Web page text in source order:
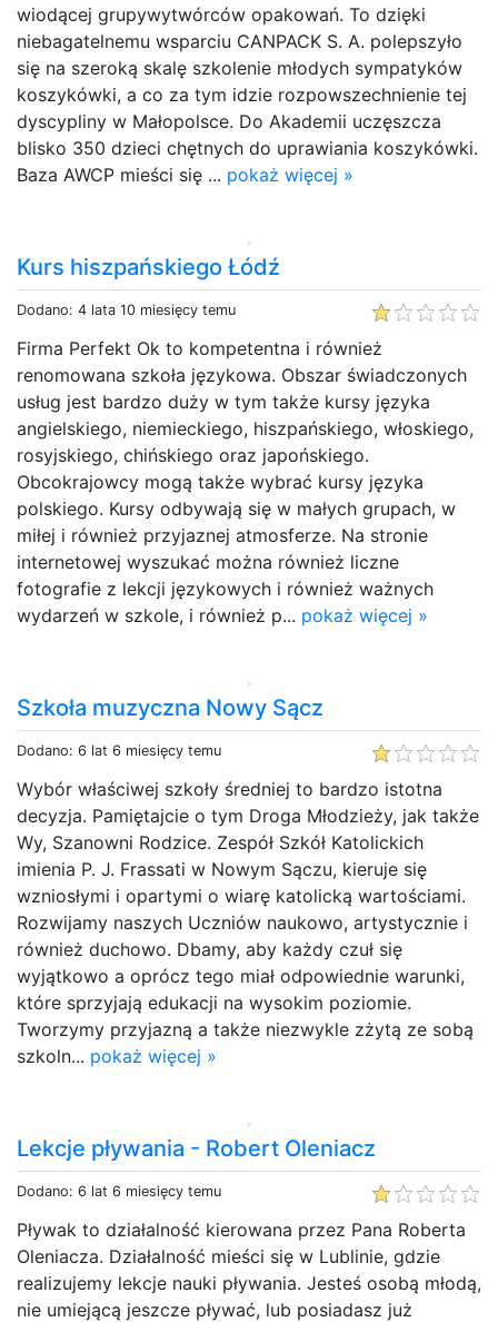
wiodącej grupywytwórców opakowań. To dzięki
niebagatelnemu wsparciu CANPACK S. A. polepszyło
się na szeroką skalę szkolenie młodych sympatyków
koszykówki, a co za tym idzie rozpowszechnienie tej
dyscypliny w Małopolsce. Do Akademii uczęszcza
blisko 350 dzieci chętnych do uprawiania koszykówki.
Baza AWCP mieści się ... pokaż więcej »
Kurs hiszpańskiego Łódź
Dodano: 4 lata 10 miesięcy temu
Firma Perfekt Ok to kompetentna i również
renomowana szkoła językowa. Obszar świadczonych
usług jest bardzo duży w tym także kursy języka
angielskiego, niemieckiego, hiszpańskiego, włoskiego,
rosyjskiego, chińskiego oraz japońskiego.
Obcokrajowcy mogą także wybrać kursy języka
polskiego. Kursy odbywają się w małych grupach, w
miłej i również przyjaznej atmosferze. Na stronie
internetowej wyszukać można również liczne
fotografie z lekcji językowych i również ważnych
wydarzeń w szkole, i również p... pokaż więcej »
Szkoła muzyczna Nowy Sącz
Dodano: 6 lat 6 miesięcy temu
Wybór właściwej szkoły średniej to bardzo istotna
decyzja. Pamiętajcie o tym Droga Młodzieży, jak także
Wy, Szanowni Rodzice. Zespół Szkół Katolickich
imienia P. J. Frassati w Nowym Sączu, kieruje się
wzniosłymi i opartymi o wiarę katolicką wartościami.
Rozwijamy naszych Uczniów naukowo, artystycznie i
również duchowo. Dbamy, aby każdy czuł się
wyjątkowo a oprócz tego miał odpowiednie warunki,
które sprzyjają edukacji na wysokim poziomie.
Tworzymy przyjazną a także niezwykle zżytą ze sobą
szkoln... pokaż więcej »
Lekcje pływania - Robert Oleniacz
Dodano: 6 lat 6 miesięcy temu
Pływak to działalność kierowana przez Pana Roberta
Oleniacza. Działalność mieści się w Lublinie, gdzie
realizujemy lekcje nauki pływania. Jesteś osobą młodą,
nie umiejącą jeszcze pływać, lub posiadasz już